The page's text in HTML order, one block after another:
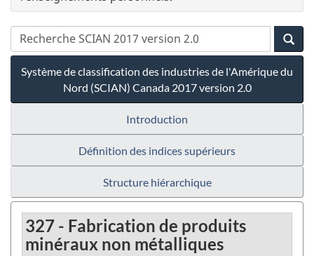
Système de classification des industries de l'Amérique du
Nord (SCIAN) Canada 2017 version 2.0
Introduction
Définition des indices supérieurs
Structure hiérarchique
327 - Fabrication de produits
minéraux non métalliques